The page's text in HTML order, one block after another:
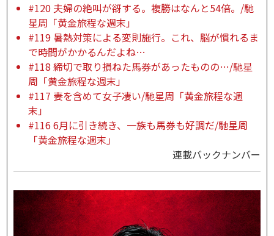
#120 夫婦の絶叫が谺する。複勝はなんと54倍。/馳
星周「黄金旅程な週末」
#119 暑熱対策による変則施行。これ、脳が慣れるま
で時間がかかるんだよね…
#118 締切で取り損ねた馬券があったものの…/馳星
周「黄金旅程な週末」
#117 妻を含めて女子凄い/馳星周「黄金旅程な週
末」
#116 6月に引き続き、一族も馬券も好調だ/馳星周
「黄金旅程な週末」
連載バックナンバー